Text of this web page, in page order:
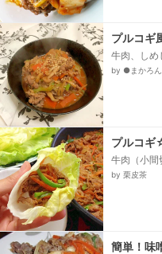
プルコギ
牛肉、しめ
姜、ニンニ
by ●まかろ
プルコギ
牛肉（小
ン（千切り
by 栗皮茶
簡単！味